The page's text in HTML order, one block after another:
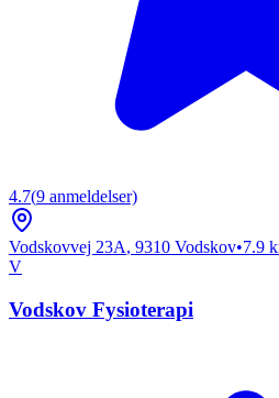
4.7(9 anmeldelser)
Vodskovvej 23A, 9310 Vodskov•7.9
V
Vodskov Fysioterapi